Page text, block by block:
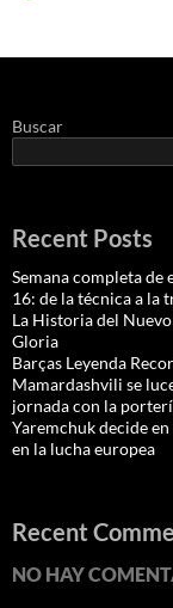
Buscar
Recent Posts
Semana completa de
16: de la técnica a la
La Historia del
Gloria
Barças Leyenda
Mamardashvili se
jornada con la
Yaremchuk decide
en la lucha europea
Recent
NO HAY